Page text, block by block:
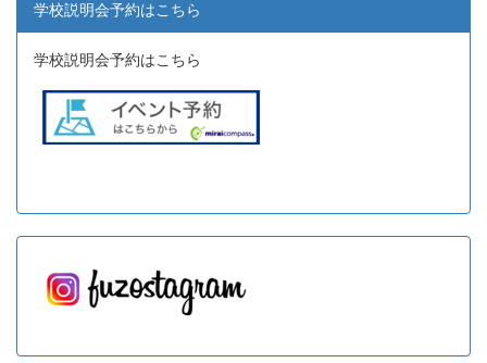
学校説明会予約はこちら
学校説明会予約はこちら